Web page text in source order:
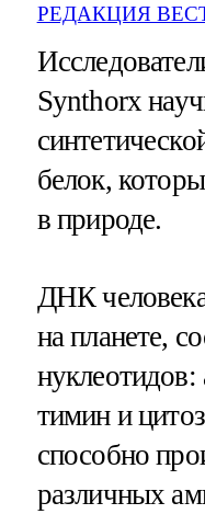
РЕДАКЦИЯ
Synthorx
белок,
в природе.
ДНК
на планете,
нуклеотидов:
тимин и
способно
различных